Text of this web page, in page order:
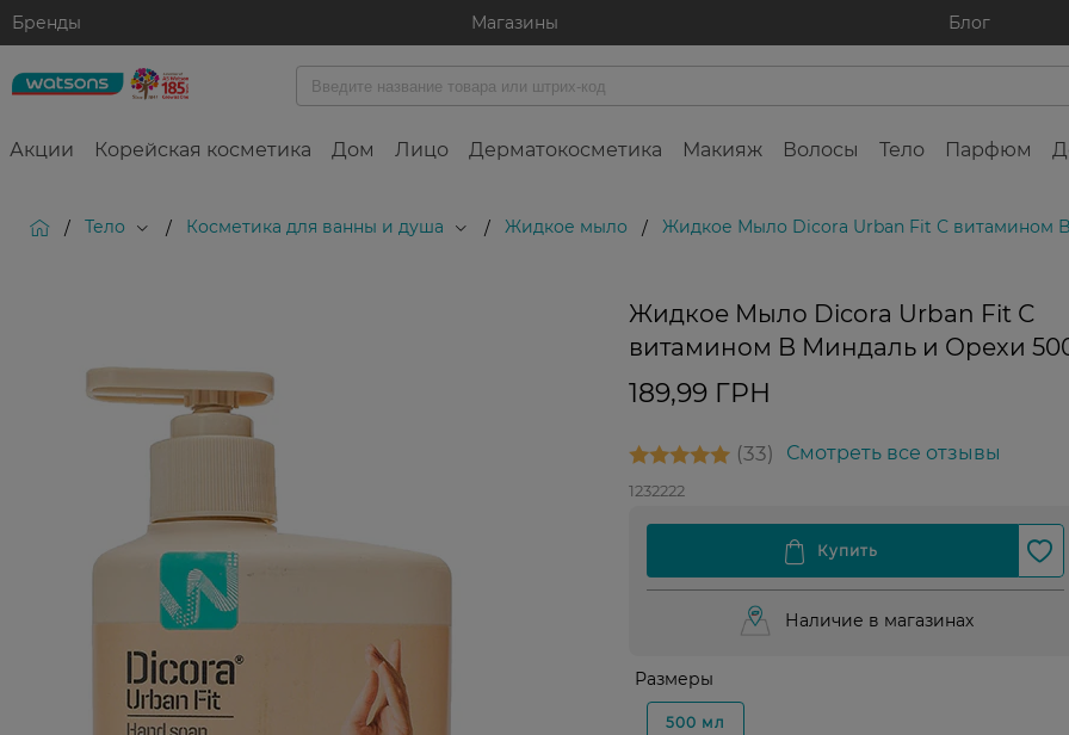
Бренды Магазины Блог
Акции Корейская косметика Дом Лицо Дерматокосметика Макияж Волосы Тело Парфюм
/ Тело / Косметика для ванны и душа / Жидкое мыло / Жидкое Мыло Dicora Urban Fit С витамином
Жидкое Мыло Dicora Urban Fit С
витамином B Миндаль и Орехи
189,99 ГРН
33 Смотреть все отзывы
1232222
Наличие в магазинах
Размеры
500 мл